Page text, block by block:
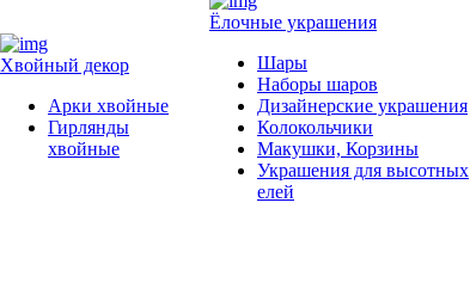
Хвойный декор
Арки хвойные
Гирлянды
хвойные
Ёлочные украшения
Шары
Наборы шаров
Дизайнерские украшения
Колокольчики
Макушки, Корзины
Украшения для высотных
елей